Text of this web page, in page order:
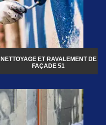
NETTOYAGE ET RAVALEMENT DE
FAÇADE 51